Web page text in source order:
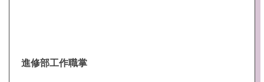
進修部工作職掌